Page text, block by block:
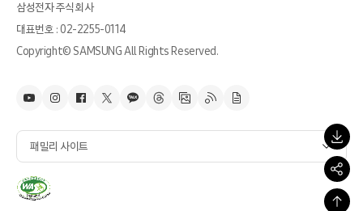
삼성전자 주식회사
대표번호 : 02-2255-0114
Copyright© SAMSUNG All Rights Reserved.
패밀리 사이트